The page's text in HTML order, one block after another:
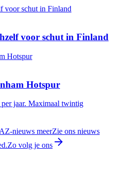
voor schut in Finland
Hotspur
per jaar. Maximaal twintig
nieuws meerZie ons nieuws
Zo volg je ons